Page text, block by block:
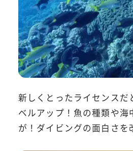
新しくとったライセンスだ
ベルアップ！魚の種類や海
が！ダイビングの面白さを